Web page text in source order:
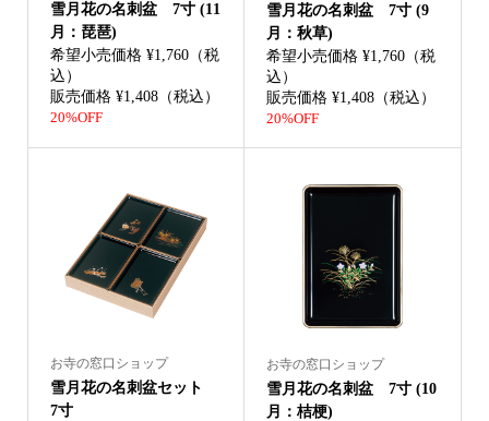
雪月花の名刺盆 7寸 (11
月：琵琶)
希望小売価格 ¥1,760（税
込）
販売価格 ¥1,408（税込）
20%OFF
雪月花の名刺盆 7寸 (9
月：秋草)
希望小売価格 ¥1,760（税
込）
販売価格 ¥1,408（税込）
20%OFF
お寺の窓口ショップ
雪月花の名刺盆セット
7寸
お寺の窓口ショップ
雪月花の名刺盆 7寸 (10
月：桔梗)